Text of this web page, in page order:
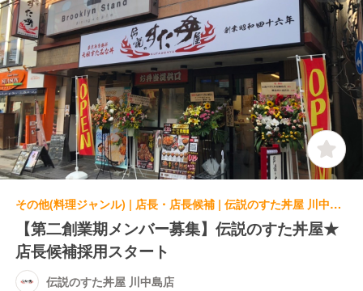
その他(料理ジャンル) | 店長・店長候補 | 伝説のすた丼屋 川中島店
【第二創業期メンバー募集】伝説のすた丼屋★
店長候補採用スタート
伝説のすた丼屋 川中島店